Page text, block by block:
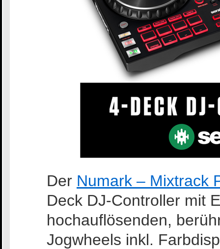
Der Numark – Mixtrack
Deck DJ-Controller mit
hochauflösenden,
Jogwheels inkl.